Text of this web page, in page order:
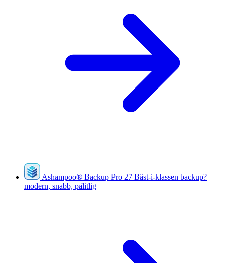
Ashampoo® Backup Pro 27 Bäst-i-klassen backup?
modern, snabb, pålitlig